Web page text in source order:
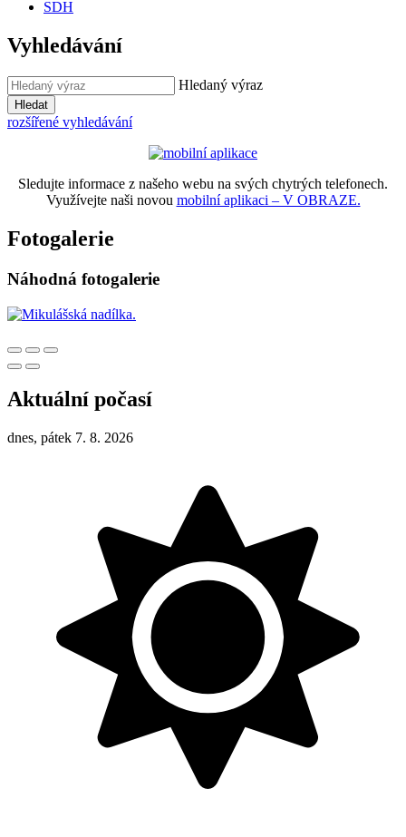
SDH
Vyhledávání
Hledaný výraz
Hledat
rozšířené vyhledávání
Sledujte informace z našeho webu na svých chytrých telefonech.
Využívejte naši novou mobilní aplikaci – V OBRAZE.
Fotogalerie
Náhodná fotogalerie
Aktuální počasí
dnes, pátek 7. 8. 2026